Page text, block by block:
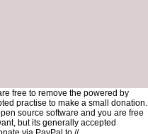
free to remove the powered by
practise to make a small donation.
source software and you are free
but its generally accepted